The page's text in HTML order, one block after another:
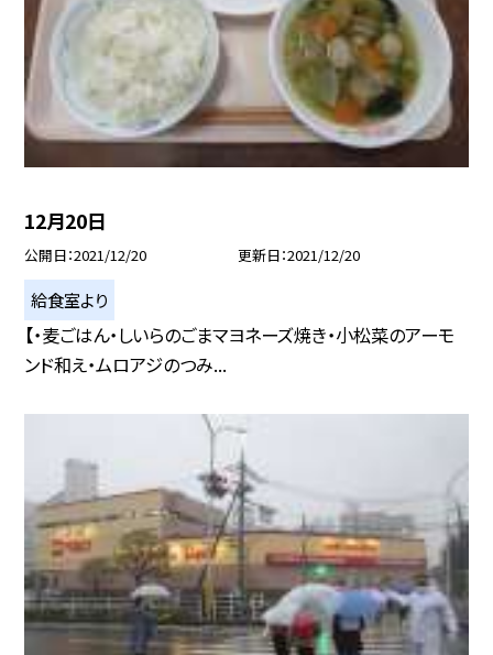
12月20日
公開日 2021/12/20 更新日 2021/12/20
給食室より
【・麦ごはん・しいらのごまマヨネーズ焼き・小松菜のアーモ
ンド和え・ムロアジのつみ...